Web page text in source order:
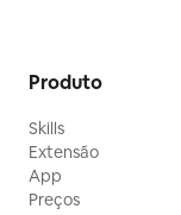
Produto
Skills
Extensão
App
Preços